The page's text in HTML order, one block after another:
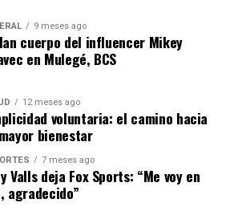
y Live Nation de prácticas
un hito para la música
no solo informa las noticias: las vive.
9 meses ago
cuerpo del influencer Mikey
en Mulegé, BCS
12 meses ago
voluntaria: el camino hacia
bienestar
7 meses ago
Valls deja Fox Sports: “Me voy en
agradecido”